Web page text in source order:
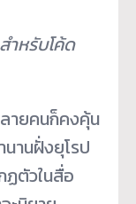
หรับโค้ด
ายคนก็คงคุ้น
านฝั่งยุโรป
ฏตัวในสื่อ